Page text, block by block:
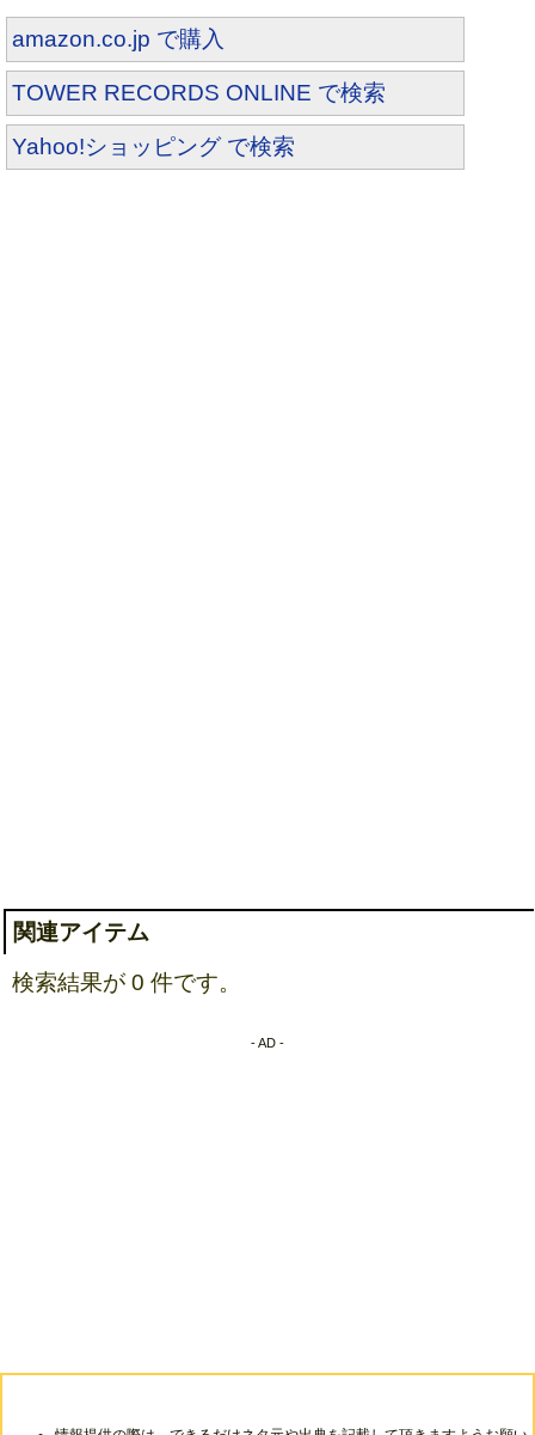
amazon.co.jp で購入
TOWER RECORDS ONLINE で検索
Yahoo!ショッピング で検索
関連アイテム
検索結果が 0 件です。
- AD -